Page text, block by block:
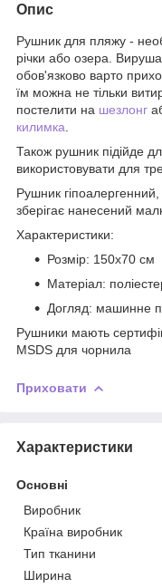
Опис
Рушник для пляжу -
річки або озера.
обов'язково варто
їм можна не тільки
постелити на шезлонг
килимка
Також рушник підійде
використовувати для
Рушник
зберігає нанесений
Характеристики:
Розмір: 150х70 см
Матеріал:
Догляд: машинне
Рушники мають
MSDS для чорнила
Приховати
Характеристики
Основні
Виробник
Країна виробник
Тип тканини
Ширина